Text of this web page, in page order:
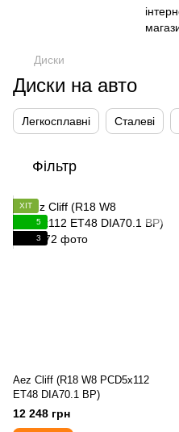
Диски
Диски на авто
Легкосплавні Сталеві
Фільтр
ХІТ
5
3
Aez Cliff (R18 W8 PCD5x112
ET48 DIA70.1 BP)
12 248 грн